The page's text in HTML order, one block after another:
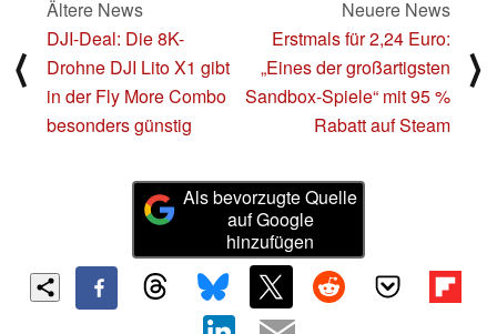
⟨
Ältere News
DJI-Deal: Die 8K-
Drohne DJI Lito X1 gibt
in der Fly More Combo
besonders günstig
Neuere News
Erstmals für 2,24 Euro:
„Eines der großartigsten
Sandbox-Spiele“ mit 95 %
Rabatt auf Steam
⟩
Als bevorzugte Quelle
auf Google
hinzufügen